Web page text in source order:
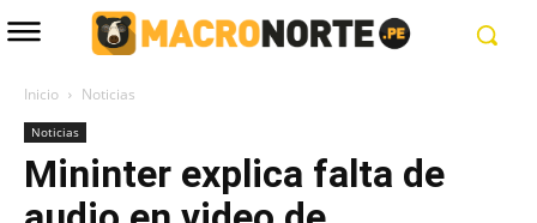
Inicio Noticias
Noticias
Mininter explica falta de